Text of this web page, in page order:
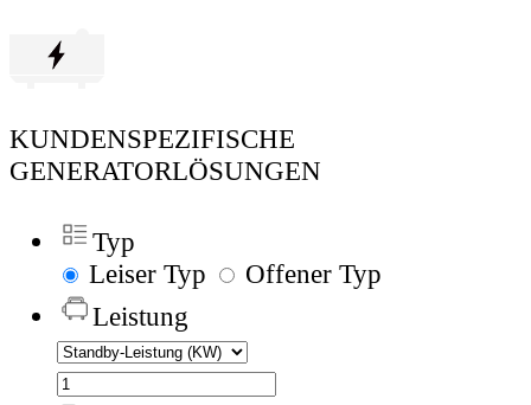
KUNDENSPEZIFISCHE
GENERATORLÖSUNGEN
Typ
Leiser Typ
Offener Typ
Leistung